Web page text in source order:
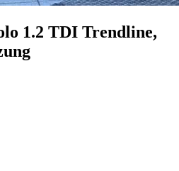
1.2 TDI Trendline,